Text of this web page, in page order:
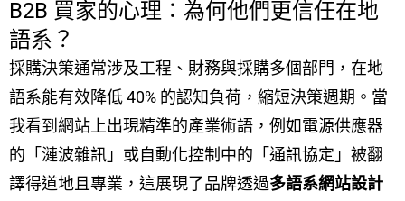
B2B 買家的心理：為何他們更信任在地
語系？
採購決策通常涉及工程、財務與採購多個部門，在地
語系能有效降低 40% 的認知負荷，縮短決策週期。當
我看到網站上出現精準的產業術語，例如電源供應器
的「漣波雜訊」或自動化控制中的「通訊協定」被翻
譯得道地且專業，這展現了品牌透過多語系網站設計